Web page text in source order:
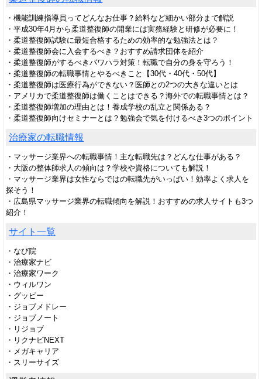
・機能訓練指導員ってどんなお仕事？給料など細かい部分まで解説
・平成30年4月から柔道整復師の開業には実務経験と研修が必要に！
・柔道整復師試験に最短合格するための効率的な勉強法とは？
・柔道整復師会に入会するべき？おすすめ請求団体を紹介
・柔道整復師がするべきパワハラ対策！転職で自分の身を守ろう！
・柔道整復師の転職事情とやるべきこと【30代・40代・50代】
・柔道整復師は医療行為ができない？医師との2つの大きな違いとは
・アメリカで柔道整復師は働くことはできる？海外での転職事情とは？
・柔道整復師増加の理由とは！養成学校の乱立と関係ある？
・柔道整復師向けセミナーとは？勉強会で気を付けるべき3つのポイント
治療家の転職情報
・マッサージ業界への転職事情！主な転職先は？どんな仕事がある？
・大阪の整体師求人の傾向は？学校や資格についても解説！
・マッサージ業界は女性ならではの転職先がいっぱい！効率よく求人を
探そう！
・広島県マッサージ業界の転職傾向を解説！おすすめの求人サイトも3つ
紹介！
サイト一覧
・なび院
・治療家ナビ
・治療家ワーク
・ウィルワン
・グッピー
・ジョブメドレー
・ジョブノート
・リジョブ
・リクナビNEXT
・メガキャリア
・スリーサイズ